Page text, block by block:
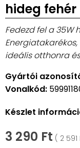
hideg fehér
Fedezd fel a 35W
ideális otthonra
Gyártói
Vonalkód:
Készlet
3 290 Ft ( 2 591